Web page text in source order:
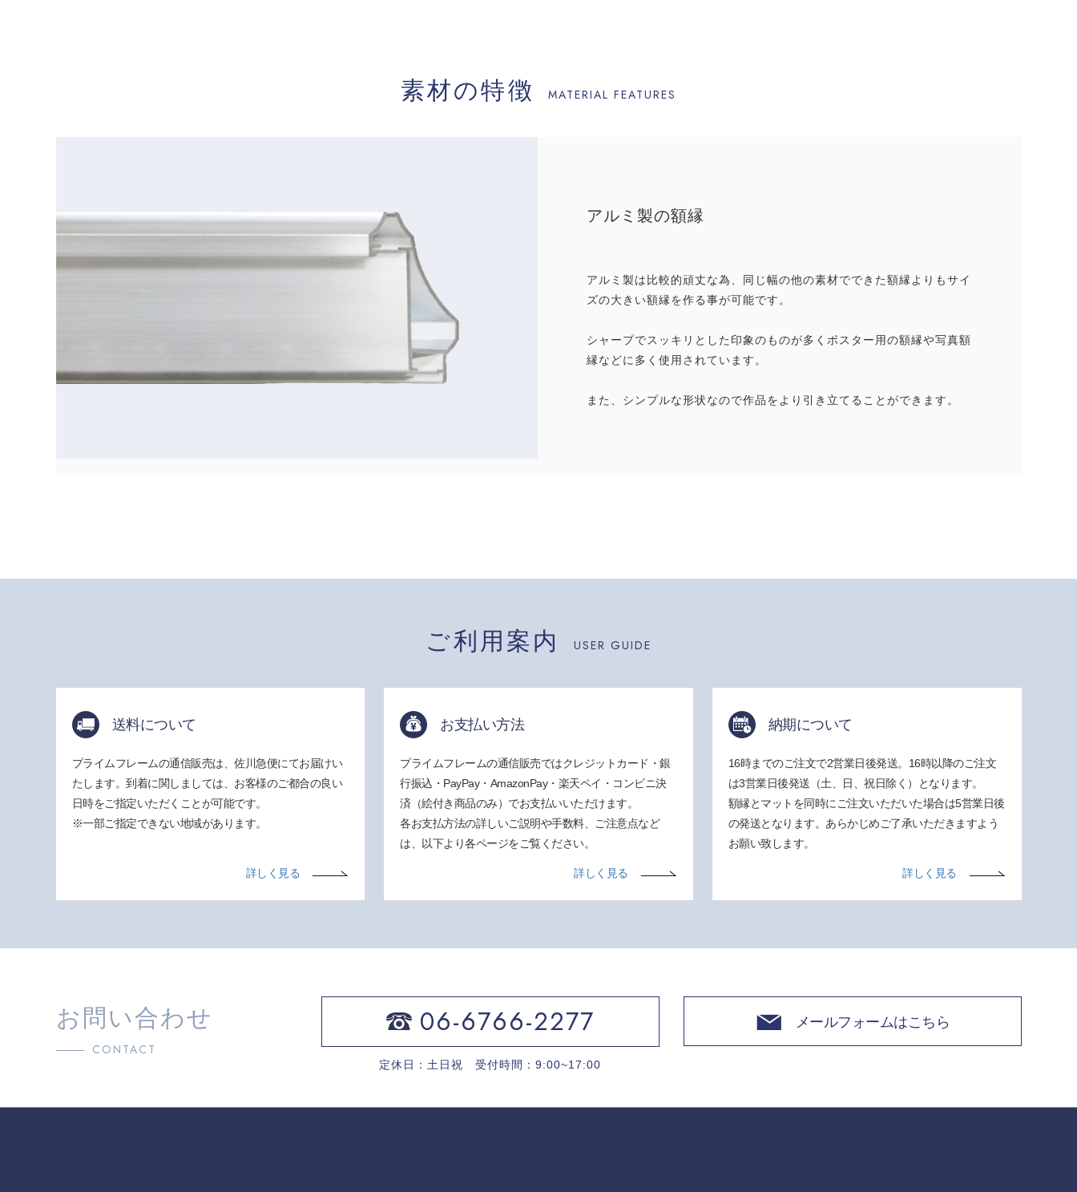
素材の特徴 MATERIAL FEATURES
アルミ製の額縁
アルミ製は比較的頑丈な為、同じ幅の他の素材でできた額縁よりもサイ
ズの大きい額縁を作る事が可能です。
シャープでスッキリとした印象のものが多くポスター用の額縁や写真額
縁などに多く使用されています。
また、シンプルな形状なので作品をより引き立てることができます。
ご利用案内 USER GUIDE
送料について
プライムフレームの通信販売は、佐川急便にてお届けい
たします。到着に関しましては、お客様のご都合の良い
日時をご指定いただくことが可能です。
※一部ご指定できない地域があります。
詳しく見る
お支払い方法
プライムフレームの通信販売ではクレジットカード・銀
行振込・PayPay・AmazonPay・楽天ペイ・コンビニ決
済（絵付き商品のみ）でお支払いいただけます。
各お支払方法の詳しいご説明や手数料、ご注意点など
は、以下より各ページをご覧ください。
詳しく見る
納期について
16時までのご注文で2営業日後発送。16時以降のご注文
は3営業日後発送（土、日、祝日除く）となります。
額縁とマットを同時にご注文いただいた場合は5営業日後
の発送となります。あらかじめご了承いただきますよう
お願い致します。
詳しく見る
お問い合わせ
CONTACT
06-6766-2277
定休日：土日祝 受付時間：9:00~17:00
メールフォームはこちら